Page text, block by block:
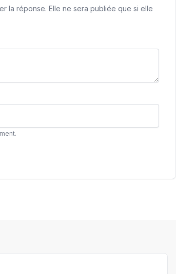
la réponse. Elle ne sera publiée que si elle